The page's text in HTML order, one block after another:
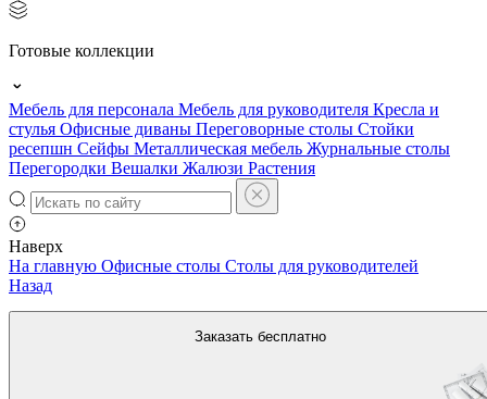
Готовые коллекции
Мебель для персонала Мебель для руководителя Кресла и
стулья Офисные диваны Переговорные столы Стойки
ресепшн Сейфы Металлическая мебель Журнальные столы
Перегородки Вешалки Жалюзи Растения
Наверх
Заказать бесплатно
На главную Офисные столы Столы для руководителей
Назад